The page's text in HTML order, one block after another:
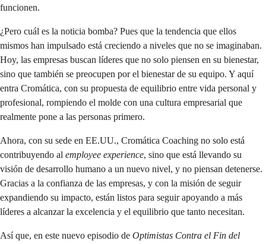
funcionen.
¿Pero cuál es la noticia bomba? Pues que la tendencia que ellos
mismos han impulsado está creciendo a niveles que no se imaginaban.
Hoy, las empresas buscan líderes que no solo piensen en su bienestar,
sino que también se preocupen por el bienestar de su equipo. Y aquí
entra Cromática, con su propuesta de equilibrio entre vida personal y
profesional, rompiendo el molde con una cultura empresarial que
realmente pone a las personas primero.
Ahora, con su sede en EE.UU., Cromática Coaching no solo está
contribuyendo al employee experience, sino que está llevando su
visión de desarrollo humano a un nuevo nivel, y no piensan detenerse.
Gracias a la confianza de las empresas, y con la misión de seguir
expandiendo su impacto, están listos para seguir apoyando a más
líderes a alcanzar la excelencia y el equilibrio que tanto necesitan.
Así que, en este nuevo episodio de Optimistas Contra el Fin del